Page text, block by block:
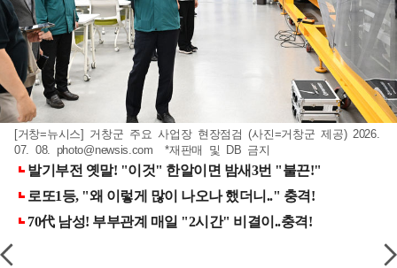
[거창=뉴시스] 거창군 주요 사업장 현장점검 (사진=거창군 제공) 2026.
07. 08. photo@newsis.com *재판매 및 DB 금지